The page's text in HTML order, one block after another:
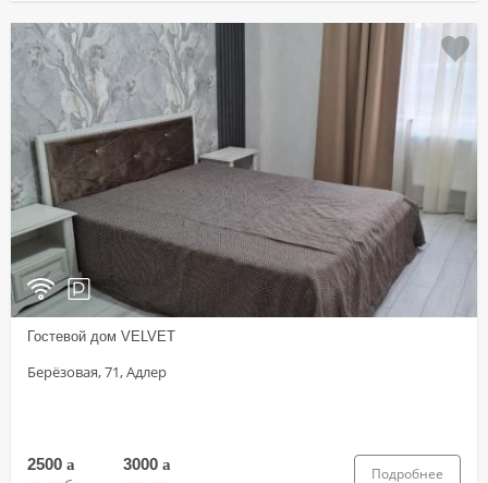
Гостевой дом VELVET
Берёзовая, 71, Адлер
2500 a 3000 a
Подробнее